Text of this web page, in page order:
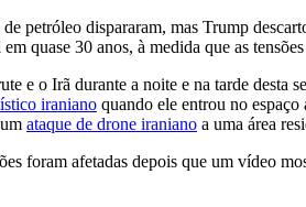
petróleo dispararam, mas Trump
quase 30 anos, à medida que as
e o Irã durante a noite e na tarde
iraniano quando ele entrou no
ataque de drone iraniano a uma área
foram afetadas depois que um vídeo